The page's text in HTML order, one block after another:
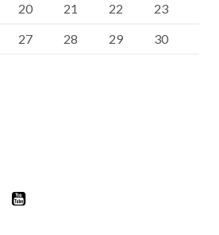
20 21 22
23
27 28 29
30